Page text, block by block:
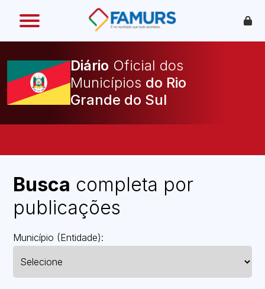
Diário Oficial dos
Municípios
Benefícios
Legislação
O Que Pode Ser Publicado
Faça sua Adesão
Busca completa por
publicações
Município (Entidade):